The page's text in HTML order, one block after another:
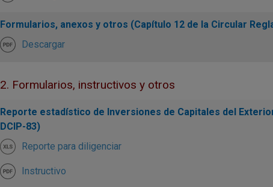
Formularios, anexos y otros (Capítulo 12 de la Circular
Descargar
2. Formularios, instructivos y otros
Reporte estadístico de Inversiones de Capitales del
DCIP-83)
Reporte para diligenciar
Instructivo